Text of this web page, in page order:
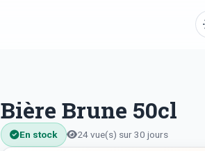
Bière Brune 50cl
En stock 24 vue(s) sur 30 jours